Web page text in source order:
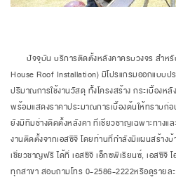
ปัจจุบัน บริการติดตั้งหลังคาครบวงจร สำหรั
House Roof Installation) มีโปรแกรมออกแบบ
ปริมาณการใช้งานวัสดุ ทั้งโครงสร้าง กระเบื้องห
พร้อมแสดงราคาประมาณการเบื้องต้นให้ทราบก่
ยังมีทีมช่างติดตั้งหลังคา ที่เชี่ยวชาญเฉพาะทาง
งานติดตั้งจากเอสซีจี โดยท่านที่กำลังมีแผนสร้าง
เชี่ยวชาญฟรี ได้ที่ เอสซีจี เอ็กซพีเรียนซ์, เอสซีจี
ทุกสาขา สอบถามโทร 0-2586-2222หรือดูรายล